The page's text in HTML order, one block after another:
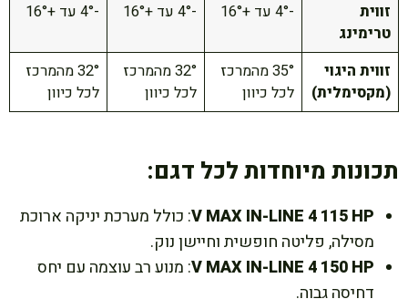
זווית
טרימינג
-4° עד +16° -4° עד +16° -4° עד +16°
זווית היגוי
(מקסימלית)
35° מהמרכז
לכל כיוון
32° מהמרכז
לכל כיוון
32° מהמרכז
לכל כיוון
תכונות מיוחדות לכל דגם:
V MAX IN-LINE 4 115 HP: כולל מערכת יניקה ארוכת
מסילה, פליטה חופשית וחיישן נוק.
V MAX IN-LINE 4 150 HP: מנוע רב עוצמה עם יחס
דחיסה גבוה.